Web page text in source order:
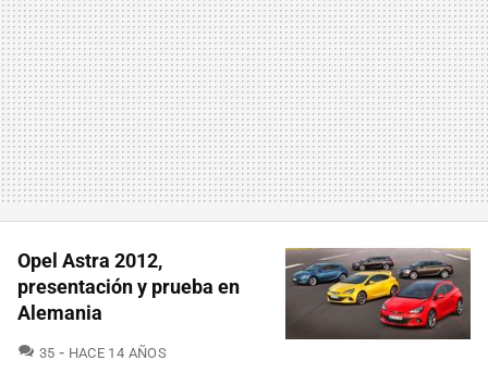
Opel Astra 2012,
presentación y prueba en
Alemania
35 COMENTARIOS
HACE 14 AÑOS